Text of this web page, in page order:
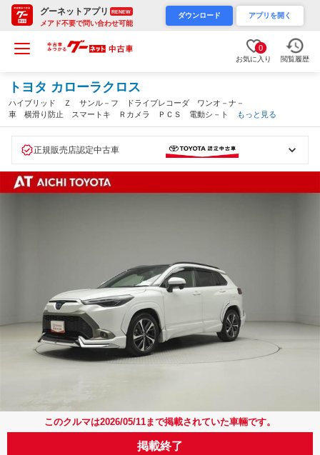
グーネットアプリ RENEW
メアド不要で問い合わせ可能
ダウンロード アプリを開く
0
お気に入り 閲覧履歴
トヨタ カローラクロス
ハイブリッド Ｚ サンル－フ ドライブレコーダ ワンオ－ナ－
車 横滑り防止 スマートキ Ｒカメラ ＰＣＳ 電動シ－ト ナ
ビ クルーズＣ 寒冷地 メディアプレイヤー接続 メモリーナビ
もっと見る
正規販売店認定中古車
このクルマは2026/05/11まで掲載されていた車輛です。
掲載終了